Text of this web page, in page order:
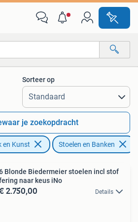
Alle afstanden…
Sorteer op
je zoekopdracht
en Kunst Stoelen en Banken
Blonde Biedermeier stoelen incl stof
fering naar keus iNo
2.750,00 Details